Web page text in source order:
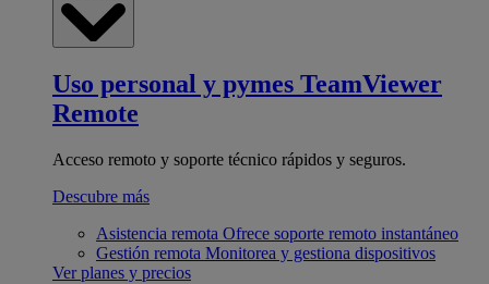
Uso personal y pymes TeamViewer
Remote
Acceso remoto y soporte técnico rápidos y seguros.
Descubre más
Asistencia remota Ofrece soporte remoto instantáneo
Gestión remota Monitorea y gestiona dispositivos
Ver planes y precios